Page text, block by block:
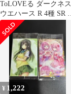
ToLOVEる ダークネス
ウエハース R 4種 SR 1
種 セット
¥ 1,222